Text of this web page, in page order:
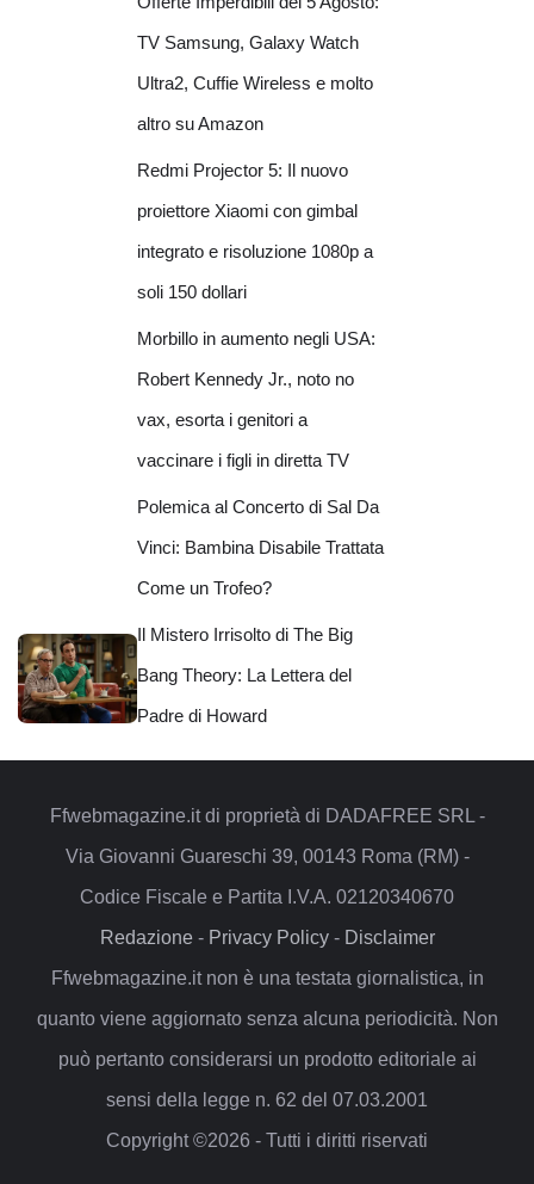
TV Samsung, Galaxy Watch
Ultra2, Cuffie Wireless e molto
altro su Amazon
Redmi Projector 5: Il nuovo
proiettore Xiaomi con gimbal
integrato e risoluzione 1080p a
soli 150 dollari
Morbillo in aumento negli USA:
Robert Kennedy Jr., noto no
vax, esorta i genitori a
vaccinare i figli in diretta TV
Polemica al Concerto di Sal Da
Vinci: Bambina Disabile Trattata
Come un Trofeo?
Il Mistero Irrisolto di The Big
Bang Theory: La Lettera del
Padre di Howard
Ffwebmagazine.it di proprietà di DADAFREE SRL -
Via Giovanni Guareschi 39, 00143 Roma (RM) -
Codice Fiscale e Partita I.V.A. 02120340670
Redazione- Privacy Policy- Disclaimer
Ffwebmagazine.it non è una testata giornalistica, in
quanto viene aggiornato senza alcuna periodicità. Non
può pertanto considerarsi un prodotto editoriale ai
sensi della legge n. 62 del 07.03.2001
Copyright ©2026 - Tutti i diritti riservati